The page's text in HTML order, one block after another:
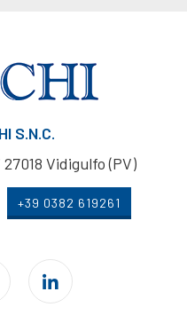
S.N.C.
Vidigulfo (PV)
+39 0382 619261